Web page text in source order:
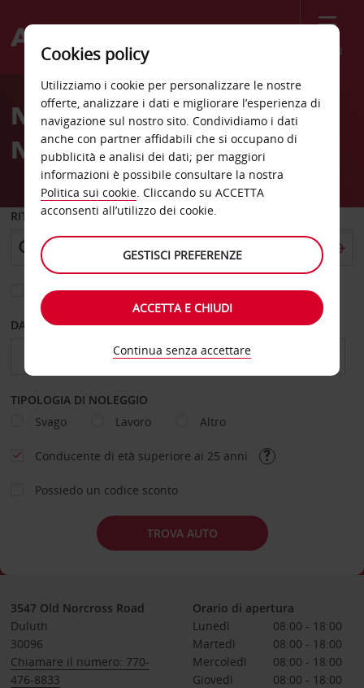
Menù
Welcome
AvisNoleggio auto Duluth Old
Nocross Road
RITIRO DA
Scegli una località di riconsegna diversa
DAL GIORNO AL GIORNO
TIPOLOGIA DI NOLEGGIO
Svago
Lavoro Altro
Conducente di età superiore ai 25 anni
Possiedo un codice sconto
TROVA AUTO
3547 Old Norcross Road
Duluth
30096
Chiamare il numero: 770-
476-8833
Orario di apertura
Lunedì
08:00 - 18:00
Martedì
08:00 - 18:00
Mercoledì
08:00 - 18:00
Giovedì
08:00 - 18:00
Cookies policy
Utilizziamo i cookie per personalizzare le nostre
offerte, analizzare i dati e migliorare l’esperienza di
navigazione sul nostro sito. Condividiamo i dati
anche con partner affidabili che si occupano di
pubblicità e analisi dei dati; per maggiori
informazioni è possibile consultare la nostra
Politica sui cookie. Cliccando su ACCETTA
acconsenti all’utilizzo dei cookie.
GESTISCI PREFERENZE
ACCETTA E CHIUDI
Continua senza accettare